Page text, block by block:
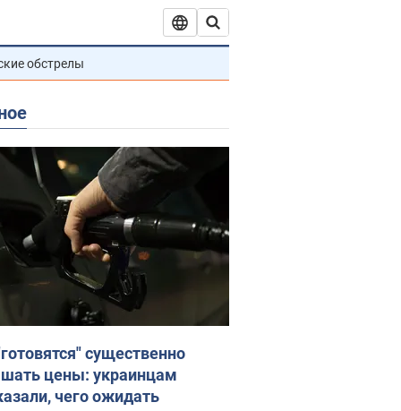
обстрелы
существенно
цены: украинцам
чего ожидать